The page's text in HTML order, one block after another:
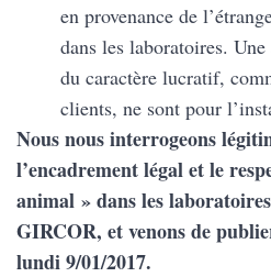
en provenance de
dans les laboratoires.
du caractère lucratif,
clients, ne sont pour
Nous nous interrogeons
l’encadrement légal et le
animal » dans les
GIRCOR, et venons de
lundi 9/01/2017.